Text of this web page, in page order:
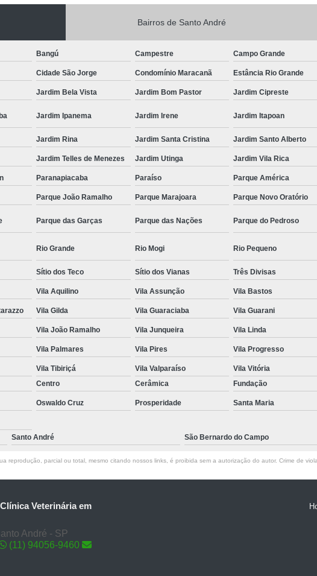
Bairros de Santo André
Bangú Campestre Campo Grande
Cidade São Jorge Condomínio Maracanã Estância Rio Grande
Jardim Bela Vista Jardim Bom Pastor Jardim Cipreste
Jardim Ipanema Jardim Irene Jardim Itapoan
Jardim Rina Jardim Santa Cristina Jardim Santo Alberto
Jardim Telles de Menezes Jardim Utinga Jardim Vila Rica
Paranapiacaba Paraíso Parque América
Parque João Ramalho Parque Marajoara Parque Novo Oratório
Parque das Garças Parque das Nações Parque do Pedroso
Rio Grande Rio Mogi Rio Pequeno
Sítio dos Teco Sítio dos Vianas Três Divisas
Vila Aquilino Vila Assunção Vila Bastos
Vila Gilda Vila Guaraciaba Vila Guarani
Vila João Ramalho Vila Junqueira Vila Linda
Vila Palmares Vila Pires Vila Progresso
Vila Tibiriçá Vila Valparaíso Vila Vitória
Centro Cerâmica Fundação
Oswaldo Cruz Prosperidade Santa Maria
Santo André São Bernardo do Campo
reprodução, parcial ou total, mesmo citando nossos links, é proibida sem a autorização do autor. Crime de
Veterinária em
André - SP
(11) 94056-9460